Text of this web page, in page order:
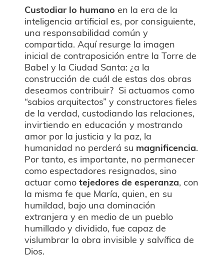
Custodiar lo humano en la era de la
inteligencia artificial es, por consiguiente,
una responsabilidad común y
compartida. Aquí resurge la imagen
inicial de contraposición entre la Torre de
Babel y la Ciudad Santa: ¿a la
construcción de cuál de estas dos obras
deseamos contribuir? Si actuamos como
“sabios arquitectos” y constructores fieles
de la verdad, custodiando las relaciones,
invirtiendo en educación y mostrando
amor por la justicia y la paz, la
humanidad no perderá su magnificencia.
Por tanto, es importante, no permanecer
como espectadores resignados, sino
actuar comotejedores de esperanza, con
la misma fe que María, quien, en su
humildad, bajo una dominación
extranjera y en medio de un pueblo
humillado y dividido, fue capaz de
vislumbrar la obra invisible y salvífica de
Dios.